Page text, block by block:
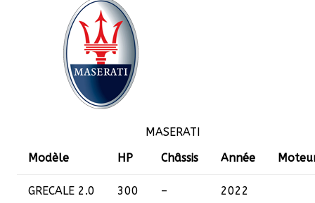
MASERATI
Modèle
HP Châssis Année
GRECALE 2.0
300 –
2022